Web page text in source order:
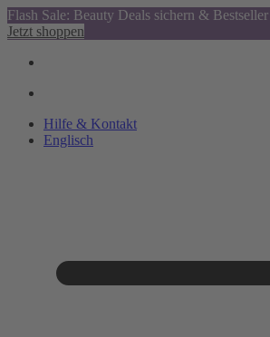
Flash Sale: Beauty Deals sichern &
Jetzt shoppen
Hilfe & Kontakt
Englisch